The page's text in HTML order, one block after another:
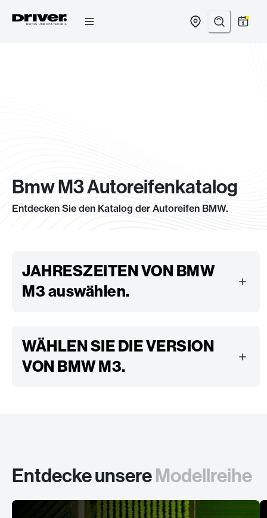
Bmw M3 Autoreifenkatalog
Entdecken Sie den Katalog der Autoreifen BMW.
JAHRESZEITEN VON BMW
M3 auswählen.
WÄHLEN SIE DIE VERSION
VON BMW M3.
Entdecke unsereModellreihe